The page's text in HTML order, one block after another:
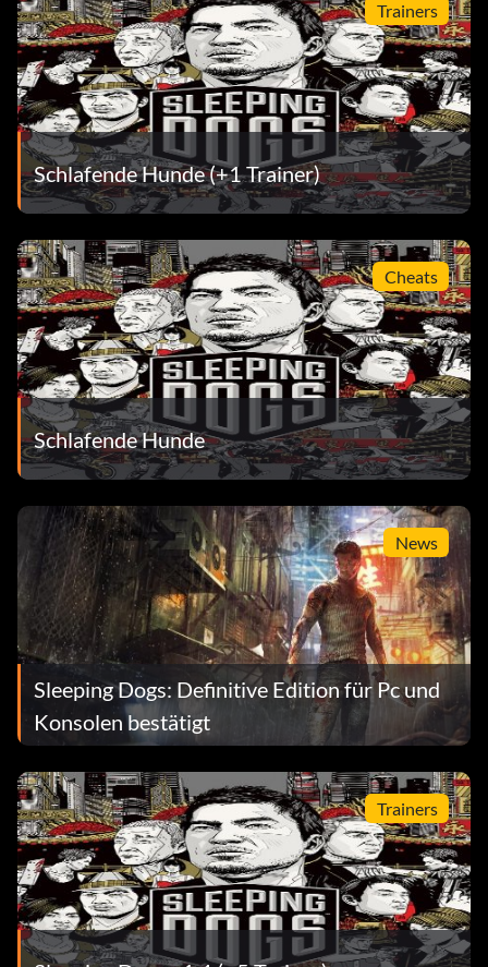
Trainers
Schlafende Hunde (+1 Trainer)
Cheats
Schlafende Hunde
News
Sleeping Dogs: Definitive Edition für Pc und
Konsolen bestätigt
Trainers